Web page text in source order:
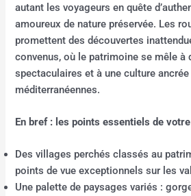
autant les voyageurs en quête
amoureux de nature préservée. Les
promettent des découvertes
convenus, où le patrimoine se mêle à
spectaculaires et à une culture
méditerranéennes.
En bref : les points essentiels de
Des villages perchés classés au
points de vue exceptionnels sur les
Une palette de paysages variés :